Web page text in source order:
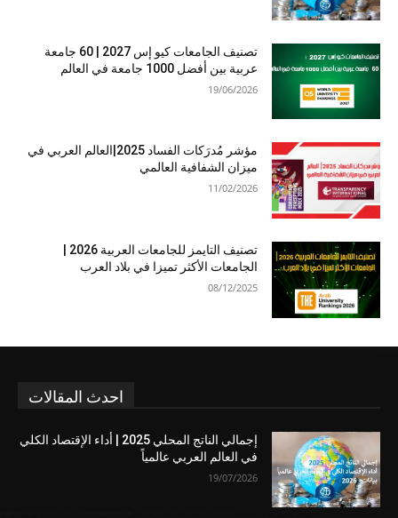
تصنيف الجامعات كيو إس 2027 | 60 جامعة
عربية بين أفضل 1000 جامعة في العالم
19/06/2026
مؤشر مُدرَكات الفساد 2025|العالم العربي في
ميزان الشفافية العالمي
11/02/2026
الجامعات الأكثر تميزا في بلاد العرب
08/12/2025
احدث المقالات
إجمالي الناتج المحلي 2025 | أداء الإقتصاد الكلي
في العالم العربي عالمياً
19/07/2026